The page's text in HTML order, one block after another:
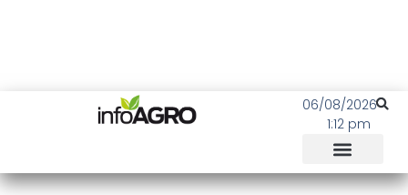
06/08/2026
1:12 pm